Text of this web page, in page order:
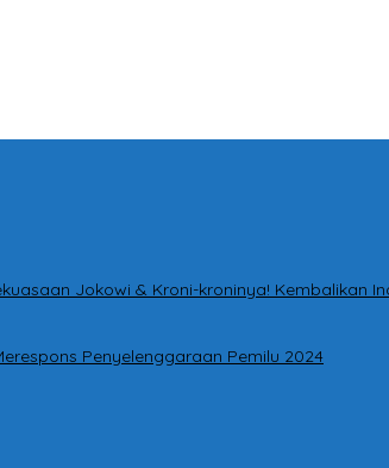
Jokowi & Kroni-kroninya! Kembalikan
Penyelenggaraan Pemilu 2024